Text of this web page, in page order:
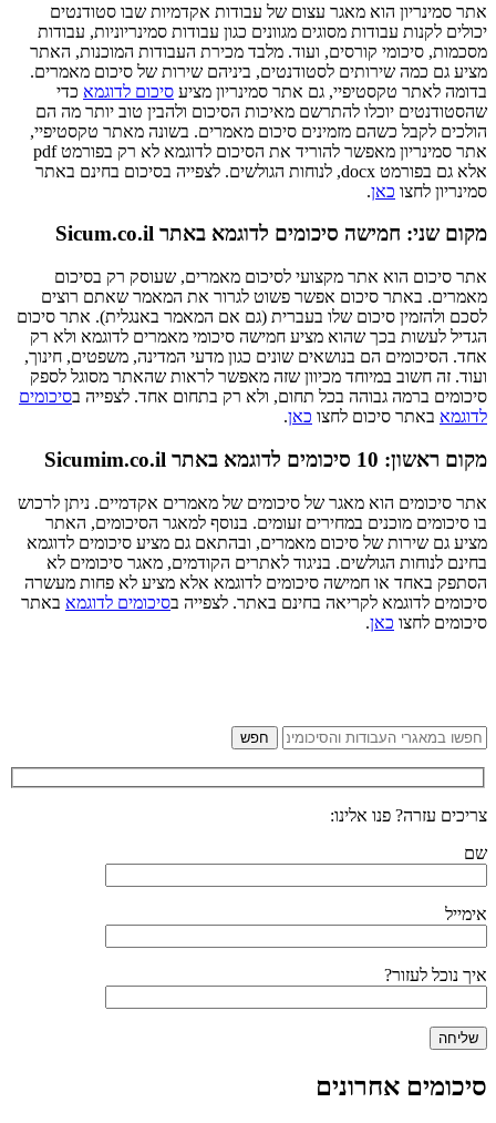
אתר סמינריון הוא מאגר עצום של עבודות אקדמיות שבו סטודנטים
יכולים לקנות עבודות מסוגים מגוונים כגון עבודות סמינריוניות, עבודות
מסכמות, סיכומי קורסים, ועוד. מלבד מכירת העבודות המוכנות, האתר
מציע גם כמה שירותים לסטודנטים, ביניהם שירות של סיכום מאמרים.
בדומה לאתר טקסטיפיי, גם אתר סמינריון מציע סיכום לדוגמא כדי
שהסטודנטים יוכלו להתרשם מאיכות הסיכום ולהבין טוב יותר מה הם
הולכים לקבל כשהם מזמינים סיכום מאמרים. בשונה מאתר טקסטיפיי,
אתר סמינריון מאפשר להוריד את הסיכום לדוגמא לא רק בפורמט pdf
אלא גם בפורמט docx, לנוחות הגולשים. לצפייה בסיכום בחינם באתר
סמינריון לחצו כאן.
מקום שני: חמישה סיכומים לדוגמא באתר Sicum.co.il
אתר סיכום הוא אתר מקצועי לסיכום מאמרים, שעוסק רק בסיכום
מאמרים. באתר סיכום אפשר פשוט לגרור את המאמר שאתם רוצים
לסכם ולהזמין סיכום שלו בעברית (גם אם המאמר באנגלית). אתר סיכום
הגדיל לעשות בכך שהוא מציע חמישה סיכומי מאמרים לדוגמא ולא רק
אחד. הסיכומים הם בנושאים שונים כגון מדעי המדינה, משפטים, חינוך,
ועוד. זה חשוב במיוחד מכיוון שזה מאפשר לראות שהאתר מסוגל לספק
סיכומים ברמה גבוהה בכל תחום, ולא רק בתחום אחד. לצפייה בסיכומים
לדוגמא באתר סיכום לחצו כאן.
מקום ראשון: 10 סיכומים לדוגמא באתר Sicumim.co.il
אתר סיכומים הוא מאגר של סיכומים של מאמרים אקדמיים. ניתן לרכוש
בו סיכומים מוכנים במחירים זעומים. בנוסף למאגר הסיכומים, האתר
מציע גם שירות של סיכום מאמרים, ובהתאם גם מציע סיכומים לדוגמא
בחינם לנוחות הגולשים. בניגוד לאתרים הקודמים, מאגר סיכומים לא
הסתפק באחד או חמישה סיכומים לדוגמא אלא מציע לא פחות מעשרה
סיכומים לדוגמא לקריאה בחינם באתר. לצפייה בסיכומים לדוגמא באתר
סיכומים לחצו כאן.
צריכים עזרה? פנו אלינו:
שם
אימייל
איך נוכל לעזור?
סיכומים אחרונים